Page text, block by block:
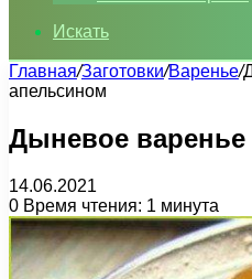
Искать
Главная/Заготовки/Варенье/
апельсином
Дыневое варенье
14.06.2021
0 Время чтения: 1 минута